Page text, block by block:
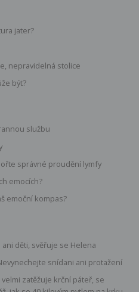
jater?
nepravidelná stolice
být?
službu
správné proudění lymfy
emocích?
emoční kompas?
děti, svěřuje se Helena
snídani ani protažení
zatěžuje krční páteř, se